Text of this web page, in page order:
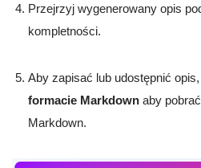
Przejrzyj wygenerowany opis
kompletności.
Aby zapisać lub udostępnić
formacie Markdown aby
Markdown.